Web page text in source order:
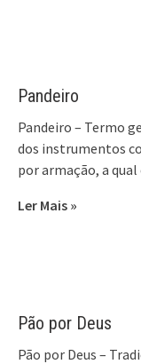
Pandeiro
Pandeiro – Termo
dos instrumentos
por armação, a qual
Ler Mais »
Pão por Deus
Pão por Deus –